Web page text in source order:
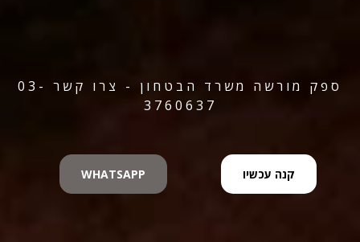
ספק מורשה משרד הבטחון - צרו קשר 03-
3760637
קנה עכשיו WHATSAPP